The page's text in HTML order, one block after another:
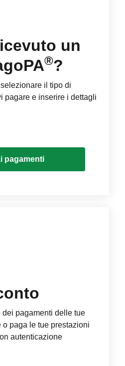
un
®?
il tipo di
pagare e inserire i dettagli
pagamenti
pagamenti delle tue
paga le tue prestazioni
autenticazione